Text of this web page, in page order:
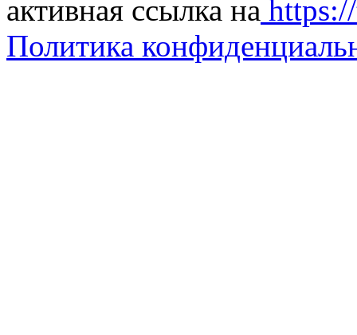
активная ссылка на
Политика